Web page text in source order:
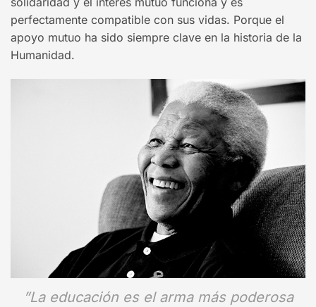
perfectamente compatible con sus vidas. Porque el
apoyo mutuo ha sido siempre clave en la historia de la
Humanidad.
”La educación es el arma más poderosa